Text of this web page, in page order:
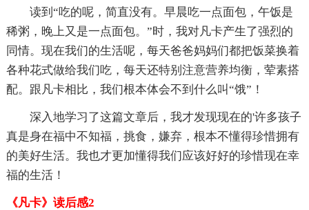
读到“吃的呢，简直没有。早晨吃一点面包，午饭是
稀粥，晚上又是一点面包。”时，我对凡卡产生了强烈的
同情。现在我们的生活呢，每天爸爸妈妈们都把饭菜换着
各种花式做给我们吃，每天还特别注意营养均衡，荤素搭
配。跟凡卡相比，我们根本体会不到什么叫“饿”！
深入地学习了这篇文章后，我才发现现在的'许多孩子
真是身在福中不知福，挑食，嫌弃，根本不懂得珍惜拥有
的美好生活。我也才更加懂得我们应该好好的珍惜现在幸
福的生活！
《凡卡》读后感2